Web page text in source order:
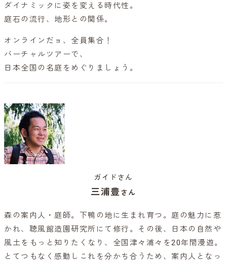
ダイナミックに姿を変える時代性。
庭石の流行、地形との関係。
オンラインだョ、全員集合！
バーチャルツアーで、
日本全国の名庭をめぐりましょう。
ガイドさん
三浦豊 さん
森の案内人・庭師。下鴨の地に生まれ育つ。庭の魅力に惹
かれ、聴風館造園研究所にて修行。その後、日本の自然や
風土をもっと知りたくなり、全国津々浦々を20年間漫遊。
とてつもなく感動しこれを分かち合うため、案内人となっ